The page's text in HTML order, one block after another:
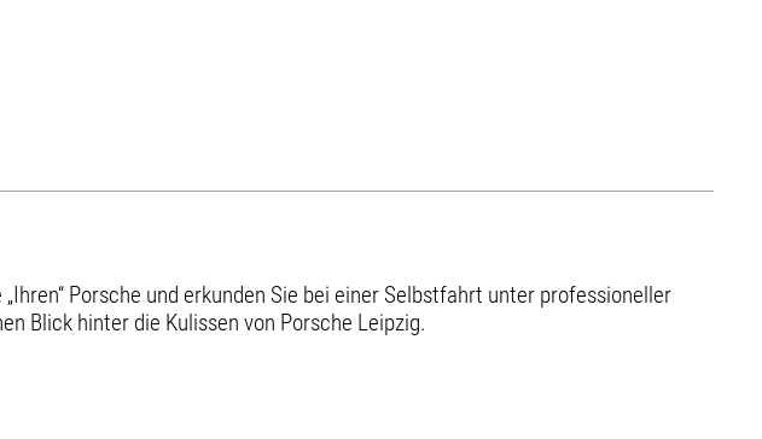
Porsche und erkunden Sie bei einer Selbstfahrt unter professioneller
Blick hinter die Kulissen von Porsche Leipzig.